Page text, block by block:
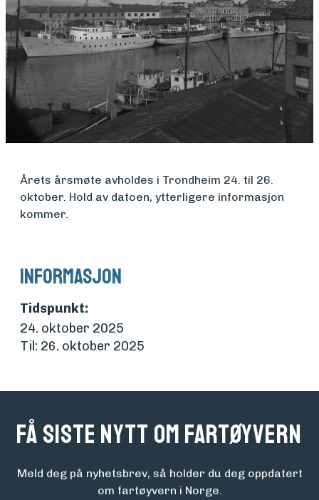
Medlemsfartøy
Søk
om
midler
Vern,
vedlikehold
Om
foreningen
Arrangementer
Årets årsmøte avholdes i Trondheim 24. til 26.
oktober. Hold av datoen, ytterligere informasjon
kommer.
Informasjon
Tidspunkt:
24. oktober 2025
Til: 26. oktober 2025
Få siste nytt om fartøyvern
Meld deg på nyhetsbrev, så holder du deg oppdatert
om fartøyvern i Norge.